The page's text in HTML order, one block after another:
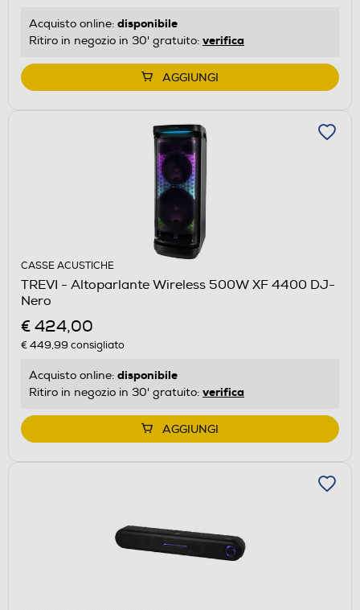
Acquisto online: disponibile
Ritiro in negozio in 30' gratuito: verifica
AGGIUNGI
CASSE ACUSTICHE
TREVI - Altoparlante Wireless 500W XF 4400 DJ-
Nero
€ 424,00
€ 449,99 consigliato
Acquisto online: disponibile
Ritiro in negozio in 30' gratuito: verifica
AGGIUNGI